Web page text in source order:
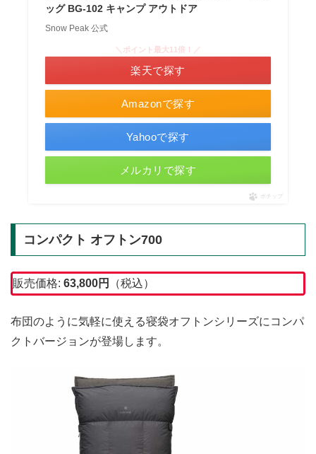
ッグ BG-102 キャンプ アウトドア
Snow Peak 公式
Amazonで探す
＼ポイント最大11倍！／
楽天で探す
Yahooで探す
メルカリで探す
ポチップ
コンパクト オフトン700
販売価格: 63,800円 （税込）
布団のように気軽に使える寝袋オフトンシリーズにコンパ
クトバージョンが登場します。